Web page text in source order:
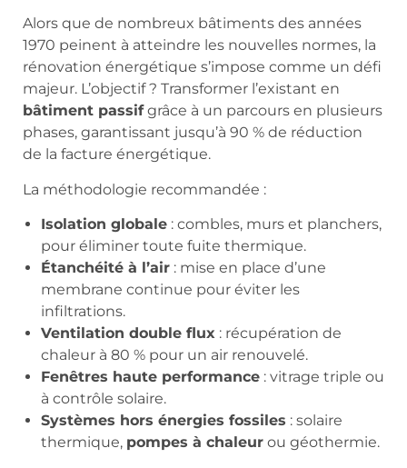
Alors que de nombreux bâtiments des années
1970 peinent à atteindre les nouvelles normes, la
rénovation énergétique s’impose comme un défi
majeur. L’objectif ? Transformer l’existant en
bâtiment passifgrâce à un parcours en plusieurs
phases, garantissant jusqu’à 90 % de réduction
de la facture énergétique.
La méthodologie recommandée :
Isolation globale : combles, murs et planchers,
pour éliminer toute fuite thermique.
Étanchéité à l’air : mise en place d’une
membrane continue pour éviter les
infiltrations.
Ventilation double flux : récupération de
chaleur à 80 % pour un air renouvelé.
Fenêtres haute performance : vitrage triple ou
à contrôle solaire.
Systèmes hors énergies fossiles : solaire
thermique, pompes à chaleur ou géothermie.